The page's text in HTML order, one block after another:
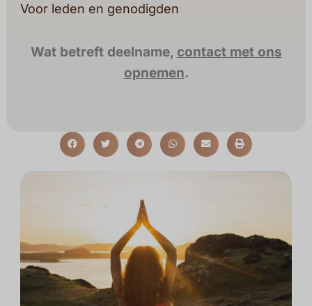
Voor leden en genodigden
Wat betreft deelname, contact met ons
opnemen.